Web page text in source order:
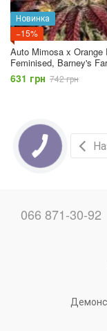
Новинка
−15%
Auto Mimosa x Orange
Feminised, Barney's
631 грн 742 грн
066 871-30-92